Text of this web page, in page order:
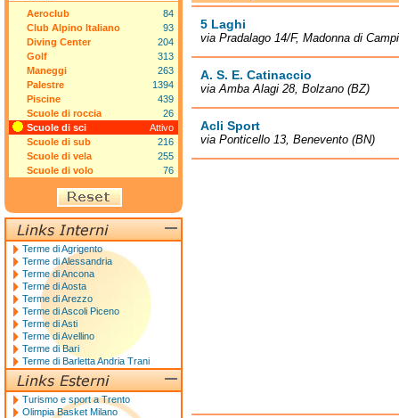
5 Laghi
via Pradalago 14/F, Madonna di
A. S. E. Catinaccio
via Amba Alagi 28, Bolzano (BZ)
Acli Sport
via Ponticello 13, Benevento (BN)
Aeroclub
84
Club Alpino Italiano
93
Diving Center
204
Golf
313
Maneggi
263
Palestre
1394
Piscine
439
Scuole di roccia
26
Scuole di sci
Attivo
Scuole di sub
216
Scuole di vela
255
Scuole di volo
76
Terme di Agrigento
Terme di Alessandria
Terme di Ancona
Terme di Aosta
Terme di Arezzo
Terme di Ascoli Piceno
Terme di Asti
Terme di Avellino
Terme di Bari
Terme di Barletta Andria Trani
Turismo e sport a Trento
Olimpia Basket Milano